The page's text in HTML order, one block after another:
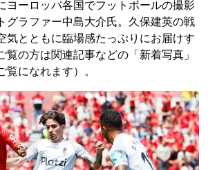
ーロッパ各国でフットボールの撮影
グラファー中島大介氏。久保建英の戦
気とともに臨場感たっぷりにお届けす
覧の方は関連記事などの「新着写真」
覧になれます）。